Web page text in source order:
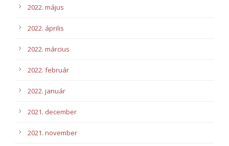
2022. május
2022. április
2022. március
2022. február
2022. január
2021. december
2021. november